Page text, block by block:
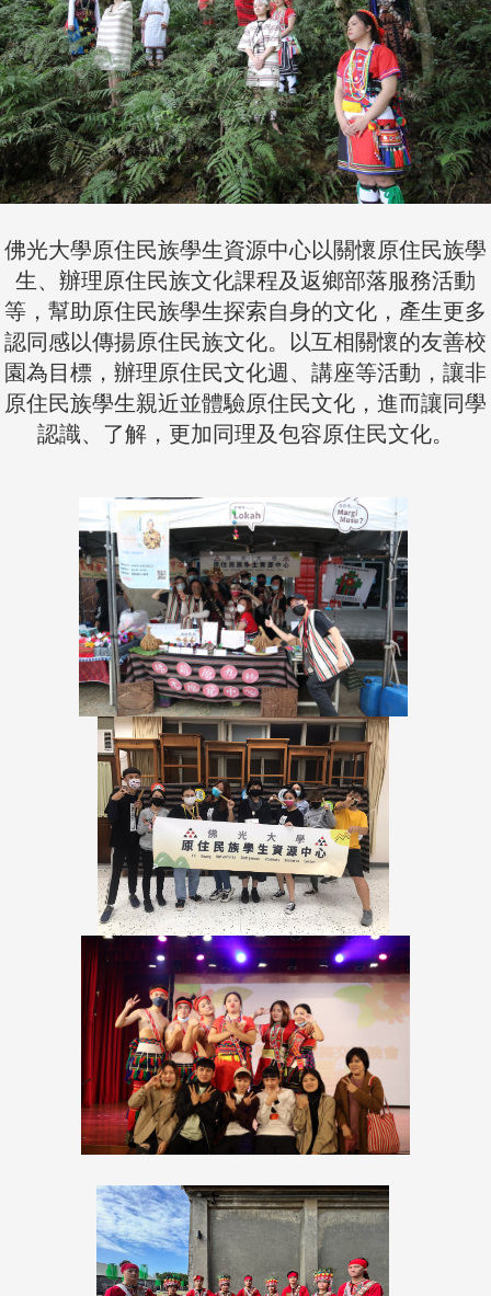
佛光大學原住民族學生資源中心以關懷原住民族學
生、辦理原住民族文化課程及返鄉部落服務活動
等，幫助原住民族學生探索自身的文化，產生更多
認同感以傳揚原住民族文化。以互相關懷的友善校
園為目標，辦理原住民文化週、講座等活動，讓非
原住民族學生親近並體驗原住民文化，進而讓同學
認識、了解，更加同理及包容原住民文化。